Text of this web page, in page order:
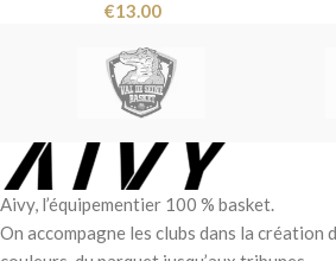
€13.00
Aivy, l’équipementier 100 % basket.
On accompagne les clubs dans la création